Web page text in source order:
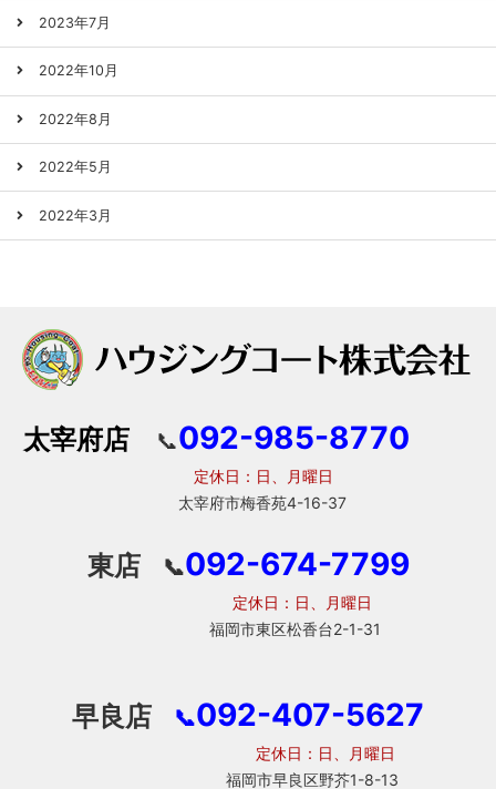
2023年7月
2022年10月
2022年8月
2022年5月
2022年3月
太宰府店 📞092-985-8770
定休日：日、月曜日
太宰府市梅香苑4-16-37
東店 📞092-674-7799
定休日：日、月曜日
福岡市東区松香台2-1-31
早良店 📞092-407-5627
定休日：日、月曜日
福岡市早良区野芥1-8-13